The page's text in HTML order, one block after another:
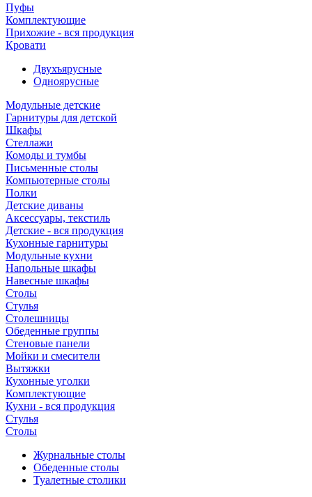
Пуфы
Комплектующие
Прихожие - вся продукция
Кровати
Двухъярусные
Одноярусные
Модульные детские
Гарнитуры для детской
Шкафы
Стеллажи
Комоды и тумбы
Письменные столы
Компьютерные столы
Полки
Детские диваны
Аксессуары, текстиль
Детские - вся продукция
Кухонные гарнитуры
Модульные кухни
Напольные шкафы
Навесные шкафы
Столы
Стулья
Столешницы
Обеденные группы
Стеновые панели
Мойки и смесители
Вытяжки
Кухонные уголки
Комплектующие
Кухни - вся продукция
Стулья
Столы
Журнальные столы
Обеденные столы
Туалетные столики